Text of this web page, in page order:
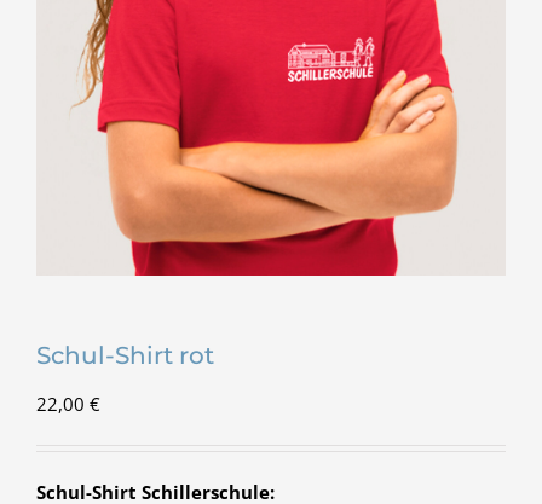
Schul-Shirt rot
22,00 €
Schul-Shirt Schillerschule: